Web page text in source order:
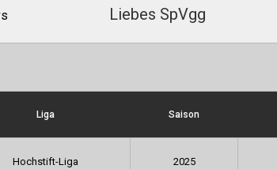
Liebes SpVgg
Liga Saison
Hochstift-Liga 2025